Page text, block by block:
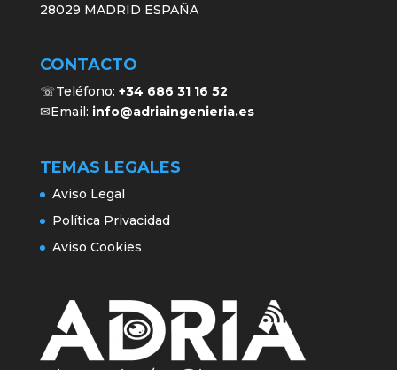
28029 MADRID ESPAÑA
CONTACTO
☏Teléfono: +34 686 31 16 52
✉Email: info@adriaingenieria.es
TEMAS LEGALES
Aviso Legal
Política Privacidad
Aviso Cookies